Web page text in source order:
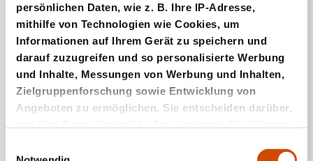
persönlichen Daten, wie z. B. Ihre IP-Adresse,
mithilfe von Technologien wie Cookies, um
Informationen auf Ihrem Gerät zu speichern und
darauf zuzugreifen und so personalisierte Werbung
und Inhalte, Messungen von Werbung und Inhalten,
Zielgruppenforschung sowie Entwicklung von
Angeboten zu ermöglichen. Sie entscheiden darüber,
oder durch Klicken auf das Privacy Trigger Symbol